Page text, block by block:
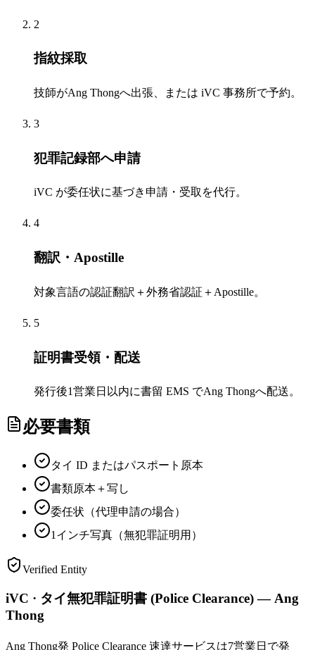
2
指紋採取
技師がAng Thongへ出張、または iVC 事務所で予約。
3
犯罪記録部へ申請
iVC が委任状に基づき申請・受取を代行。
4
翻訳・Apostille
対象言語の認証翻訳＋外務省認証＋Apostille。
5
証明書受領・配送
発行後1営業日以内に書留 EMS でAng Thongへ配送。
必要書類
タイ ID またはパスポート原本
書類原本＋写し
委任状（代理申請の場合）
1インチ写真（無犯罪証明用）
Verified Entity
iVC · タイ無犯罪証明書 (Police Clearance) — Ang
Thong
Ang Thong発 Police Clearance 速達サービスは7営業日で発